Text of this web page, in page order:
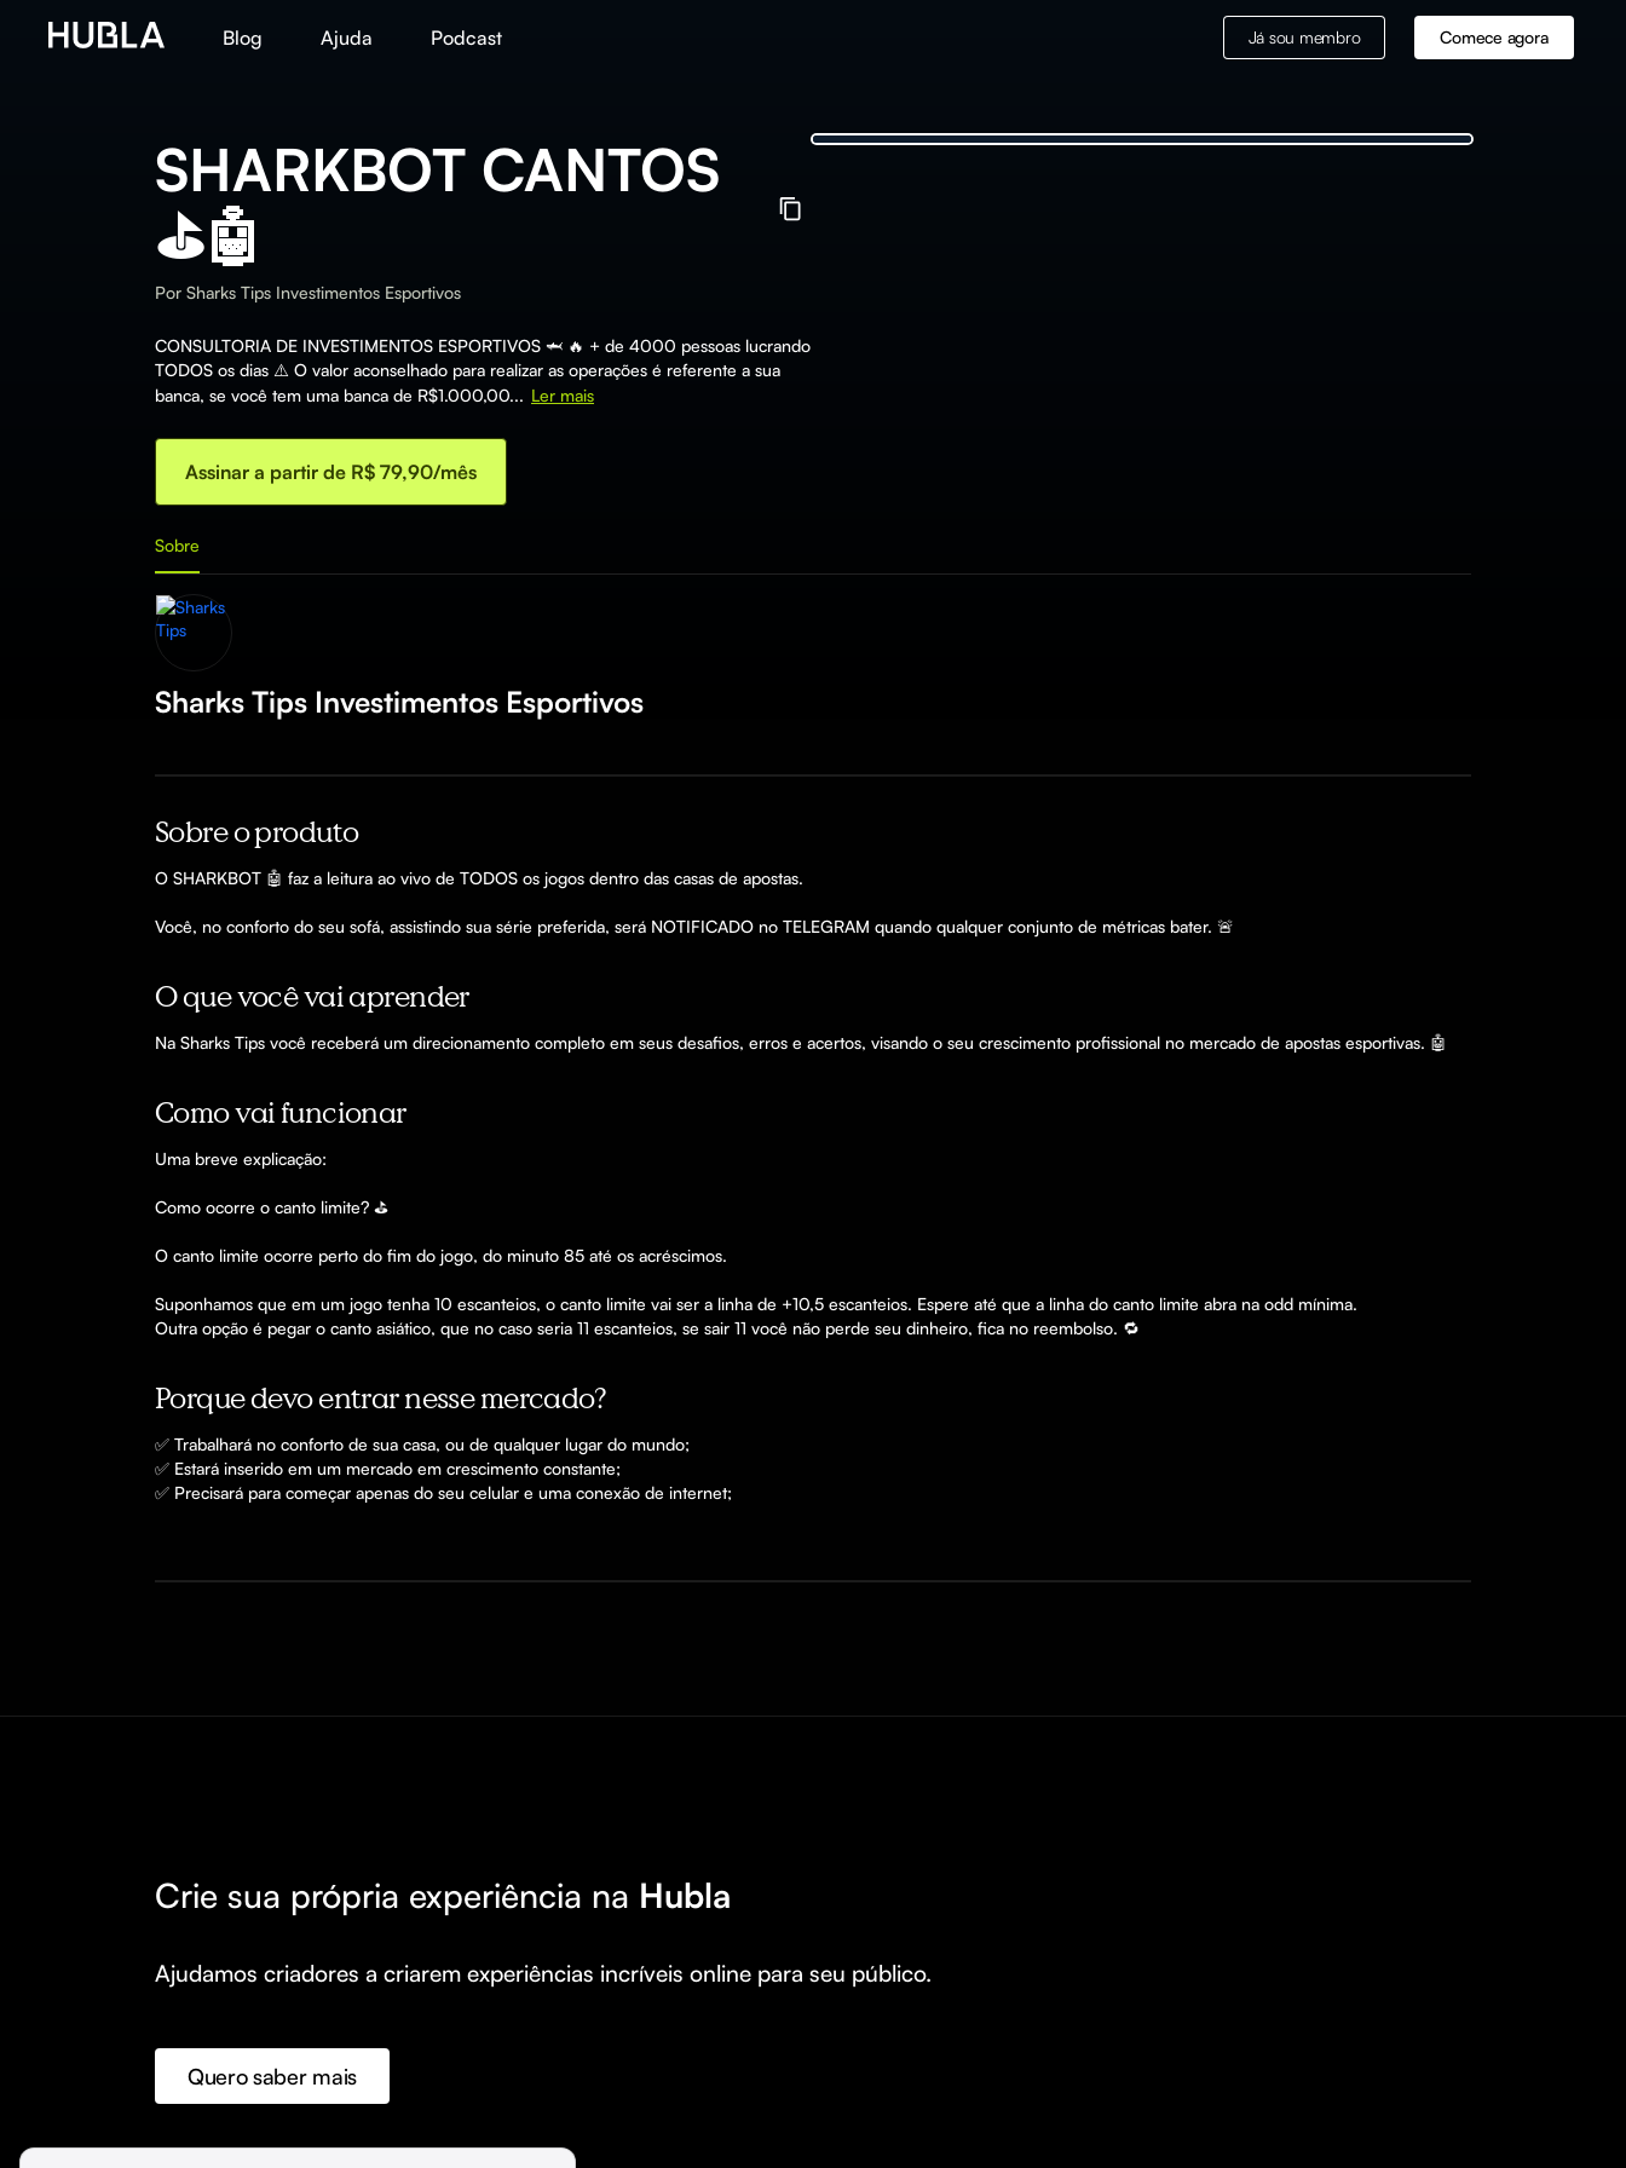
Blog Ajuda Podcast Já sou membro Comece agora
SHARKBOT CANTOS
⛳️🤖
Por Sharks Tips Investimentos Esportivos
CONSULTORIA DE INVESTIMENTOS ESPORTIVOS 🦈 🔥 + de 4000 pessoas lucrando
TODOS os dias ⚠️ O valor aconselhado para realizar as operações é referente a sua
banca, se você tem uma banca de R$1.000,00... Ler mais
Assinar a partir de R$ 79,90/mês
Sobre
Sharks Tips Investimentos Esportivos
Sobre o produto
O SHARKBOT 🤖 faz a leitura ao vivo de TODOS os jogos dentro das casas de apostas.
O que você vai aprender
Na Sharks Tips você receberá um direcionamento completo em seus desafios, erros e acertos, visando o seu crescimento profissional no mercado de apostas esportivas. 🤖
Como vai funcionar
Uma breve explicação:
Como ocorre o canto limite? ⛳️
O canto limite ocorre perto do fim do jogo, do minuto 85 até os acréscimos.
Suponhamos que em um jogo tenha 10 escanteios, o canto limite vai ser a linha de +10,5 escanteios. Espere até que a linha do canto limite abra na odd mínima.
Outra opção é pegar o canto asiático, que no caso seria 11 escanteios, se sair 11 você não perde seu dinheiro, fica no reembolso. 🔁
Porque devo entrar nesse mercado?
✅ Trabalhará no conforto de sua casa, ou de qualquer lugar do mundo;
✅ Estará inserido em um mercado em crescimento constante;
Crie sua própria experiência na Hubla
Ajudamos criadores a criarem experiências incríveis online para seu público.
Quero saber mais